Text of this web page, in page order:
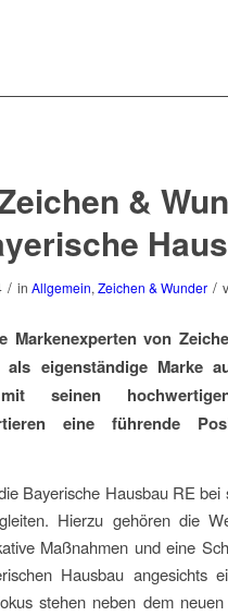
&
/ in Allgemein, Zeichen & Wunder /
von
eigenständige Marke
seinen
eine führende
Bayerische Hausbau RE bei
Hierzu gehören die
Maßnahmen und eine
Hausbau angesichts
stehen neben dem